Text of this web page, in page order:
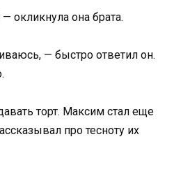
окликнула она брата.
— быстро ответил он.
торт. Максим стал еще
про тесноту их